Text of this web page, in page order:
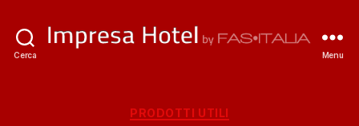
Cerca Menu
Categorie
PRODOTTI UTILI